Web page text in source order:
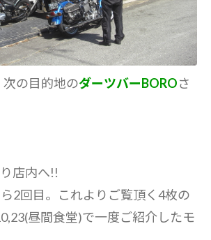
の目的地のダーツバーBOROさ
店内へ!!
2回目。これよりご覧頂く4枚の
昼間食堂)で一度ご紹介したモ